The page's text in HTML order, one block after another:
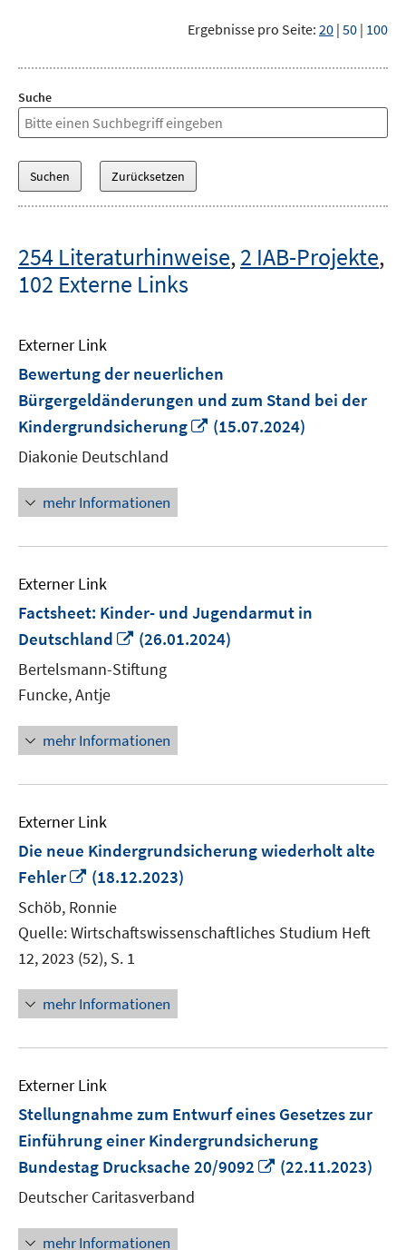
Ergebnisse pro Seite: 20 | 50 | 100
Suche
254 Literaturhinweise,2 IAB-Projekte,
102 Externe Links
Externer Link
Bewertung der neuerlichen
Bürgergeldänderungen und zum Stand bei der
Kindergrundsicherung
In
(15.07.2024)
Diakonie Deutschland
mehr Informationen
Externer Link
Factsheet: Kinder- und Jugendarmut in
Deutschland
In
neuem
Fenster
(26.01.2024)
Bertelsmann-Stiftung
Funcke, Antje
mehr Informationen
Externer Link
Die neue Kindergrundsicherung wiederholt alte
Fehler
In
neuem
Fenster
öffnen
(18.12.2023)
Schöb, Ronnie
Quelle: Wirtschaftswissenschaftliches Studium Heft
12, 2023 (52), S. 1
mehr Informationen
Externer Link
Stellungnahme zum Entwurf eines Gesetzes zur
Einführung einer Kindergrundsicherung
Bundestag Drucksache 20/9092
In
(22.11.2023)
Deutscher Caritasverband
mehr Informationen